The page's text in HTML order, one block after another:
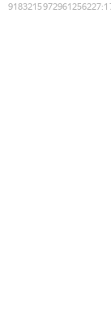
9183215972961256227: